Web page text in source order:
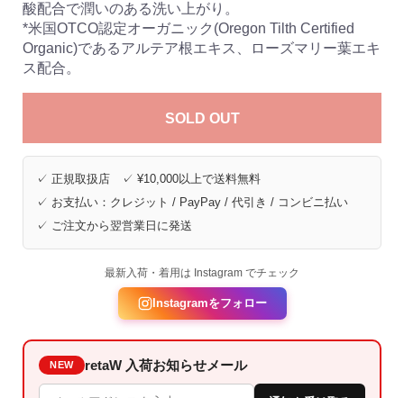
酸配合で潤いのある洗い上がり。
*米国OTCO認定オーガニック(Oregon Tilth Certified
Organic)であるアルテア根エキス、ローズマリー葉エキ
ス配合。
SOLD OUT
✓ 正規取扱店 ✓ ¥10,000以上で送料無料
✓ お支払い：クレジット / PayPay / 代引き / コンビニ払い
✓ ご注文から翌営業日に発送
最新入荷・着用は Instagram でチェック
Instagramをフォロー
NEW retaW 入荷お知らせメール